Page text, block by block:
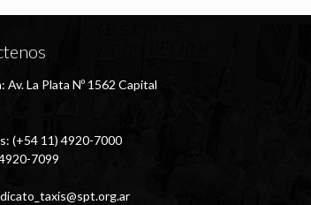
Av. La Plata Nº 1562 Capital
(+54 11) 4920-7000
7099